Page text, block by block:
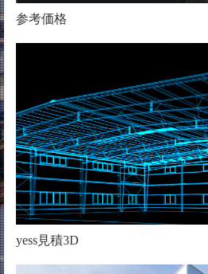
参考価格
yess見積3D